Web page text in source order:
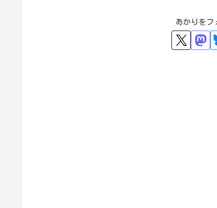
あかりを